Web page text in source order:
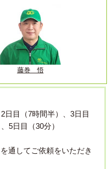
藤巻 悟
日目（7時間半）、3日目
5日目（30分）
通してご依頼をいただき